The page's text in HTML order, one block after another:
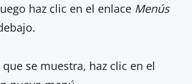
haz clic en el enlace Menús
se muestra, haz clic en el